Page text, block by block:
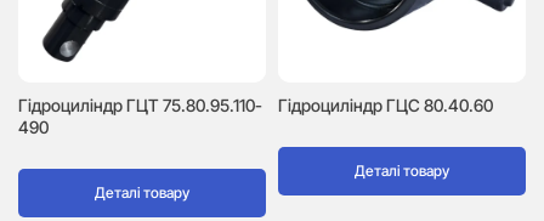
Гідроциліндр ГЦТ 75.80.95.110-
490
Деталі товару
Гідроциліндр ГЦC 80.40.60
Деталі товару